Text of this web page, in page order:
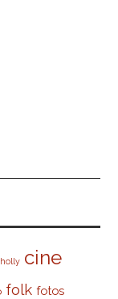
cine
folk fotos